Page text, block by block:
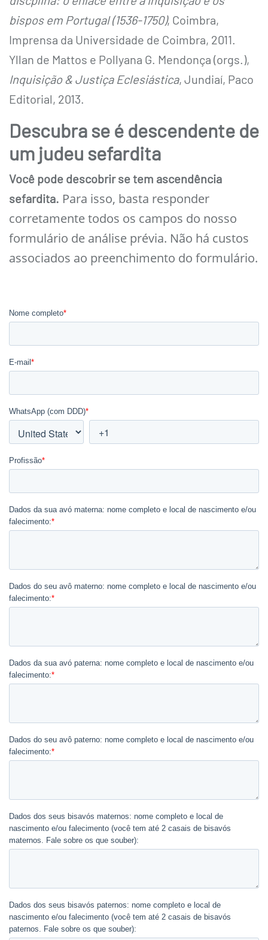
bispos em Portugal (1536-1750), Coimbra,
Imprensa da Universidade de Coimbra, 2011.
Yllan de Mattos e Pollyana G. Mendonça (orgs.),
Inquisição & Justiça Eclesiástica, Jundiaí, Paco
Editorial, 2013.
Descubra se é descendente de
um judeu sefardita
Você pode descobrir se tem ascendência
sefardita. Para isso, basta responder
corretamente todos os campos do nosso
formulário de análise prévia. Não há custos
associados ao preenchimento do formulário.